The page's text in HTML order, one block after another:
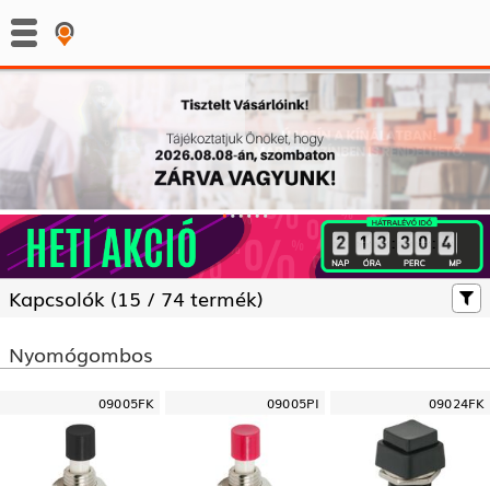
: :
Kapcsolók (15 / 74 termék)
Nyomógombos
09005FK 09005PI 09024FK